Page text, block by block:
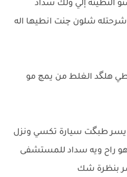
النطيته إلي ولك سداد
شلون چنت انطيها اله
هلگد الغلط من يمچ مو
يسر طبگت سيارة تكسي ونزل
راح ويه سداد للمستشفى
بنظرة شك